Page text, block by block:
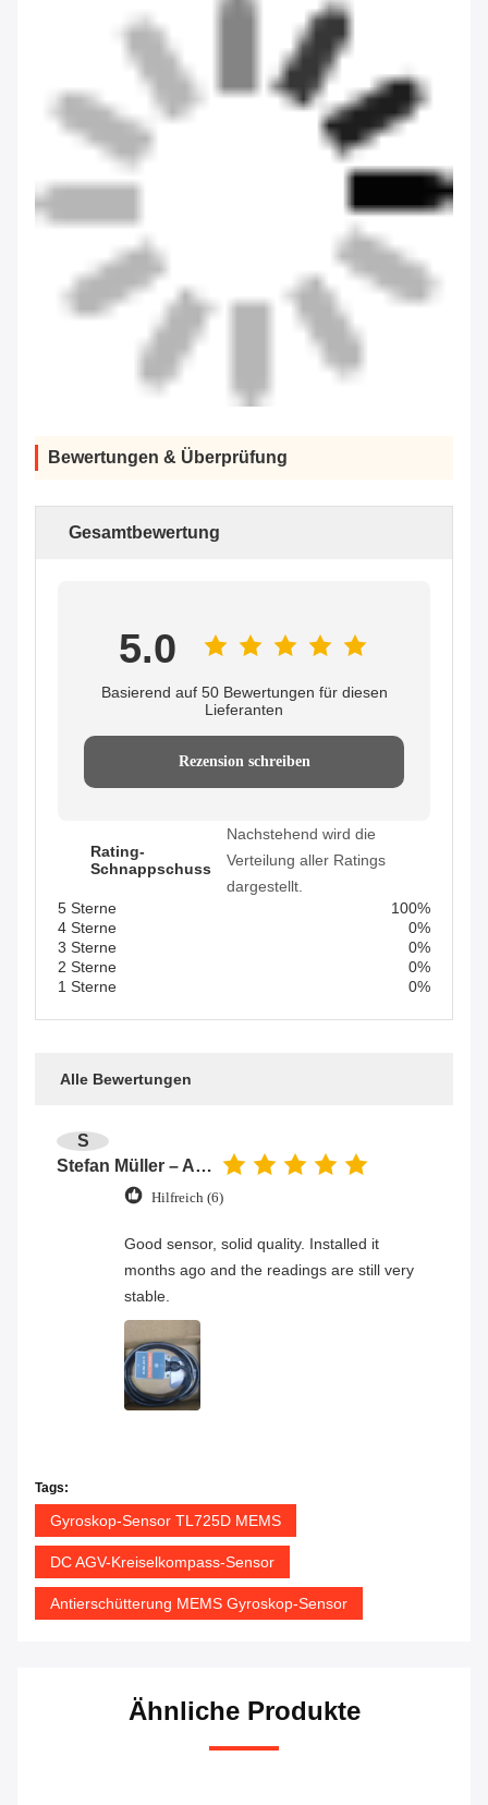
Bewertungen & Überprüfung
Gesamtbewertung
5.0
Basierend auf 50 Bewertungen für diesen
Lieferanten
Rezension schreiben
Rating-
Schnappschuss
Nachstehend wird die
Verteilung aller Ratings
dargestellt.
5 Sterne
100%
4 Sterne
0%
3 Sterne
0%
2 Sterne
0%
1 Sterne
0%
Alle Bewertungen
S
Stefan Müller – Automation Engineer
Hilfreich (6)
Good sensor, solid quality. Installed it
months ago and the readings are still very
stable.
Tags:
Gyroskop-Sensor TL725D MEMS
DC AGV-Kreiselkompass-Sensor
Antierschütterung MEMS Gyroskop-Sensor
Ähnliche Produkte